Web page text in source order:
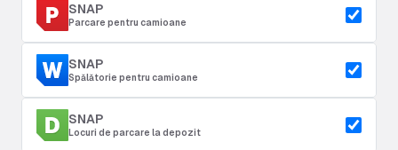
SNAP
Parcare pentru camioane
SNAP
Spălătorie pentru camioane
SNAP
Locuri de parcare la depozit